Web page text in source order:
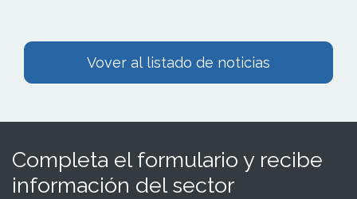
Vover al listado de noticias
Completa el formulario y recibe
información del sector